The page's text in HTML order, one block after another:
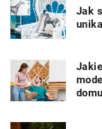
Jak